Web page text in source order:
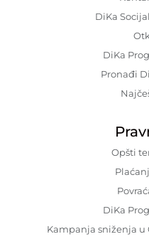
DiKa
DiKa
Pronađi
Opšti
DiKa
Kampanja sniženja